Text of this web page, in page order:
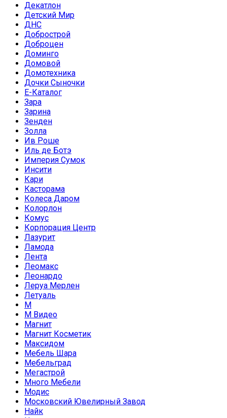
Декатлон
Детский Мир
ДНС
Добрострой
Доброцен
Доминго
Домовой
Домотехника
Дочки Сыночки
Е-Каталог
Зара
Зарина
Зенден
Золла
Ив Роше
Иль де Ботэ
Империя Сумок
Инсити
Кари
Касторама
Колеса Даром
Колорлон
Комус
Корпорация Центр
Лазурит
Ламода
Лента
Леомакс
Леонардо
Леруа Мерлен
Летуаль
М
М Видео
Магнит
Магнит Косметик
Максидом
Мебель Шара
Мебельград
Мегастрой
Много Мебели
Модис
Московский Ювелирный Завод
Найк